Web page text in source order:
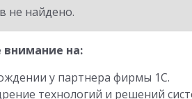
не найдено.
на:
у партнера фирмы 1С.
технологий и решений